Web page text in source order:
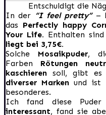
Entschuldigt die
In der “I feel pretty”–
das Perfectly happy
Your Life. Enthalten sind
liegt bei 3,75€.
Solche Mosaikpuder,
Farben Rötungen
kaschieren soll, gibt es
diverser Markenund ist
besonderes.
Ich fand diese
interessant, fand sie